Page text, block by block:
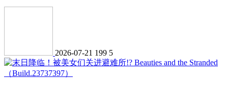
2026-07-21 199 5